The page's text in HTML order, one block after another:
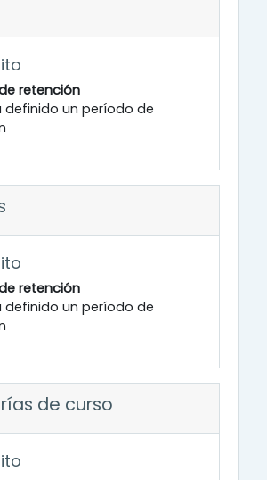
retención
definido un período de
retención
definido un período de
de curso